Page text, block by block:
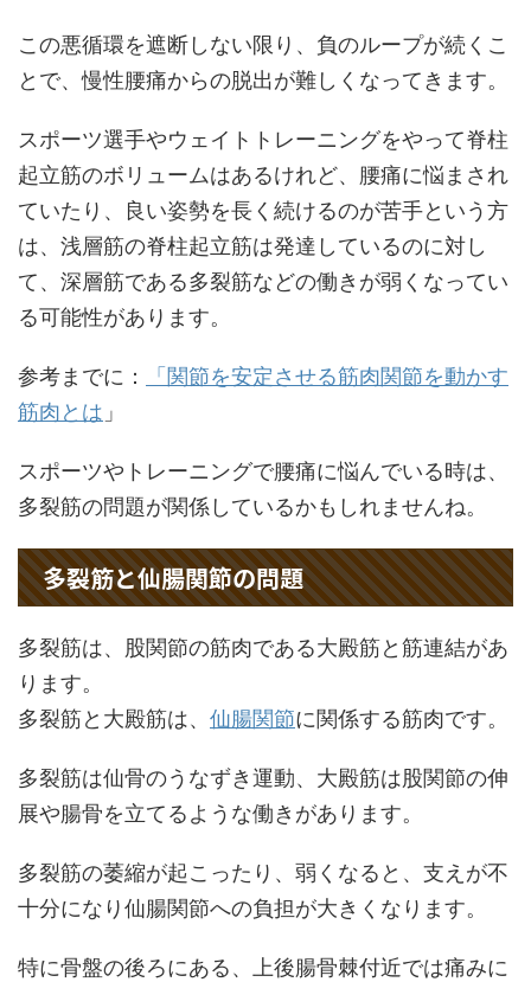
この悪循環を遮断しない限り、負のループが続くこ
とで、慢性腰痛からの脱出が難しくなってきます。
スポーツ選手やウェイトトレーニングをやって脊柱
起立筋のボリュームはあるけれど、腰痛に悩まされ
ていたり、良い姿勢を長く続けるのが苦手という方
は、浅層筋の脊柱起立筋は発達しているのに対し
て、深層筋である多裂筋などの働きが弱くなってい
る可能性があります。
参考までに：
「関節を安定させる筋肉関節を動かす
筋肉とは 」
スポーツやトレーニングで腰痛に悩んでいる時は、
多裂筋の問題が関係しているかもしれませんね。
多裂筋と仙腸関節の問題
多裂筋は、股関節の筋肉である大殿筋と筋連結があ
ります。
多裂筋と大殿筋は、 仙腸関節に関係する筋肉です。
多裂筋は仙骨のうなずき運動、大殿筋は股関節の伸
展や腸骨を立てるような働きがあります。
多裂筋の萎縮が起こったり、弱くなると、支えが不
十分になり仙腸関節への負担が大きくなります。
特に骨盤の後ろにある、上後腸骨棘付近では痛みに